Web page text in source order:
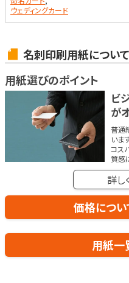
ウェディングカード
名刺印刷用紙について
用紙選びのポイント
ビ
が
普通
いま
コス
質感
詳し
価格につ
用紙